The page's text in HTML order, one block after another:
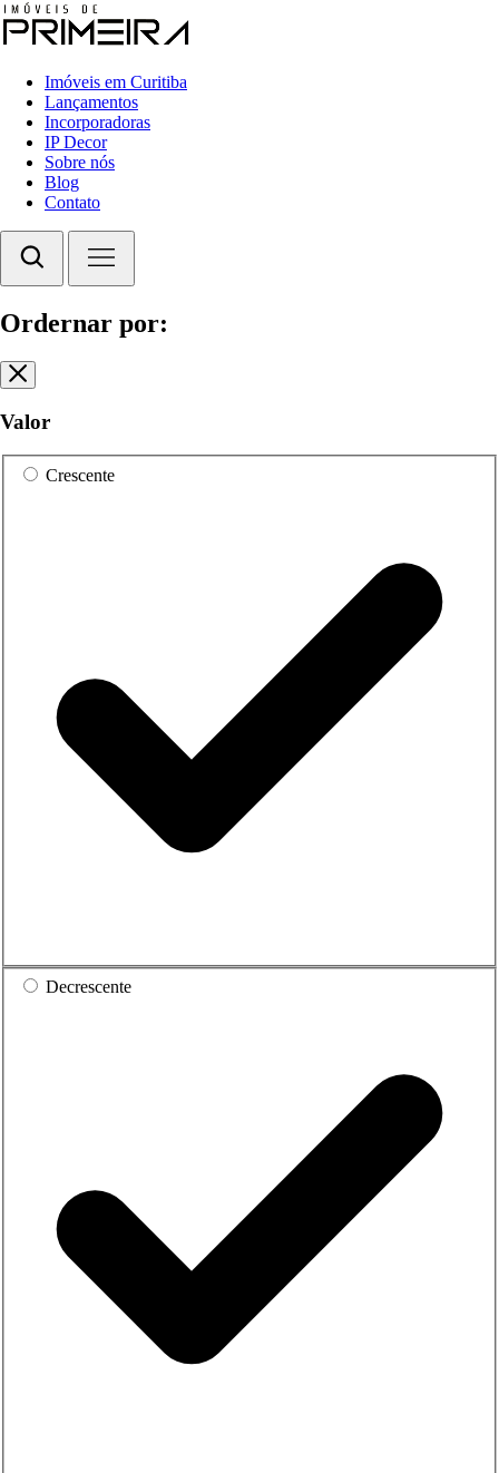
Imóveis em Curitiba
Lançamentos
Incorporadoras
IP Decor
Sobre nós
Blog
Contato
Ordernar por:
Valor
Crescente
Decrescente